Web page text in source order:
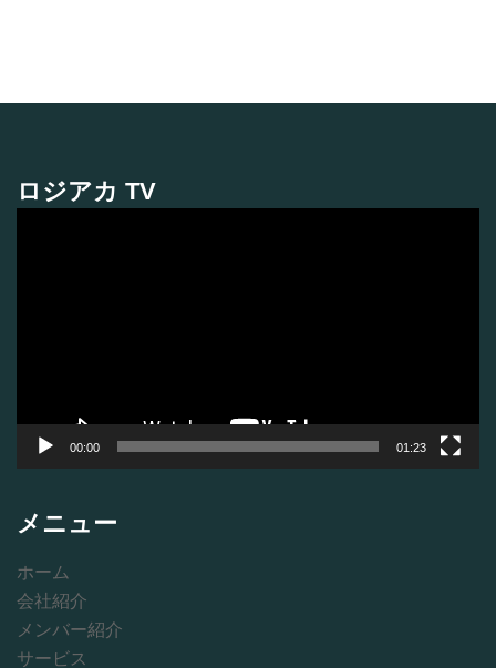
ロジアカ TV
00:00 01:23
メニュー
ホーム
会社紹介
メンバー紹介
サービス